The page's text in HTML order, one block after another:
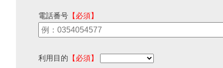
電話番号 【必須】
利用目的 【必須】